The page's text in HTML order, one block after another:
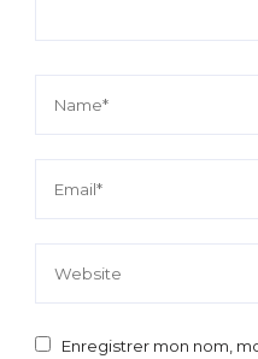
Enregistrer mon nom,